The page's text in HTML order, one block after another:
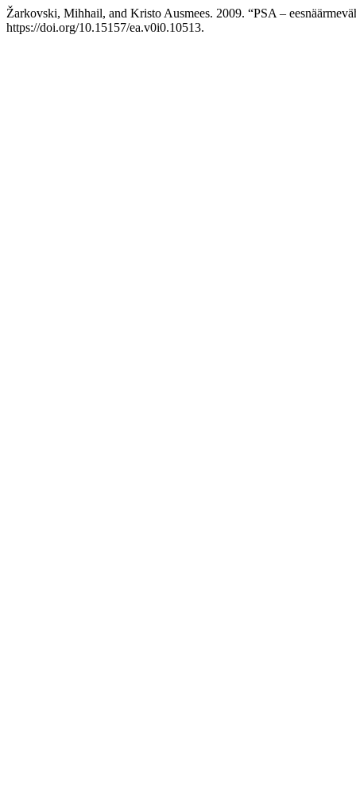
Žarkovski, Mihhail, and Kristo Ausmees. 2009. “PSA –
https://doi.org/10.15157/ea.v0i0.10513.